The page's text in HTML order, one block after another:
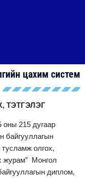
цахим систем
ТЭТГЭЛЭГ
оны 215 дугаар
байгууллагын
тусламж олгох,
журам” Монгол
диплом,